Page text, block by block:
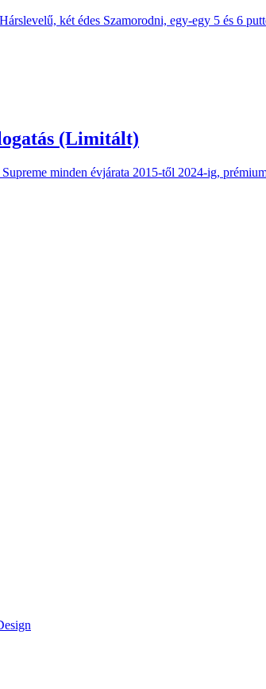
két édes Szamorodni, egy-egy 5 és 6
(Limitált)
minden évjárata 2015-től 2024-ig,